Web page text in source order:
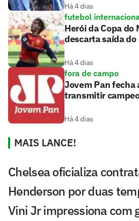
Há 4 dias
futebol
Herói da Copa do
descarta saída
Há 4 dias
fora de campo
Jovem Pan fecha
transmitir
Há 4 dias
MAIS LANCE!
Chelsea oficializa
Henderson por duas
Vini Jr impressiona com